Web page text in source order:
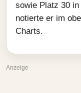
sowie Platz 30
notierte er im
Charts.
Anzeige